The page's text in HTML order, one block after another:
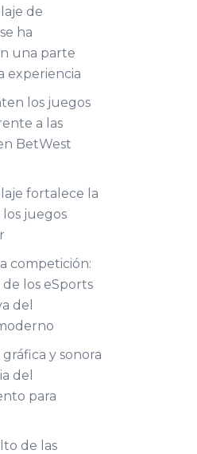
de
ha
una parte
experiencia
los juegos
a las
BetWest
fortalece la
juegos
competición:
los eSports
del
y sonora
del
para
de las